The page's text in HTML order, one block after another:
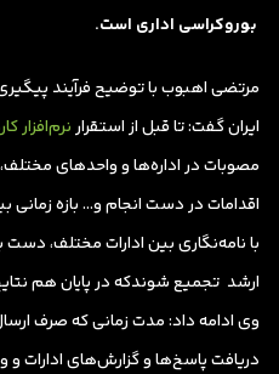
بوروکراسی اداری است.
مرتضی اهبوب با توضیح فرآیند
ایران گفت: تا قبل از استقرار نرم‌افزار
مصوبات در اداره‌ها و واحدهای
با نامه‌نگاری بین ادارات مختلف،
ارشد تجمیع شوندکه در پایان هم
وی ادامه داد: مدت زمانی که صرف
دریافت پاسخ‌ها و گزارش‌های ادارات